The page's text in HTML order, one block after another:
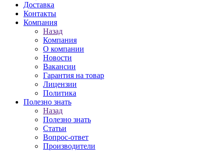
Доставка
Контакты
Компания
Назад
Компания
О компании
Новости
Вакансии
Гарантия на товар
Лицензии
Политика
Полезно знать
Назад
Полезно знать
Статьи
Вопрос-ответ
Производители